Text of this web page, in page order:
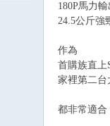
180P馬力
24.5公斤強
作為
首購族直上
家裡第二台
都非常適合